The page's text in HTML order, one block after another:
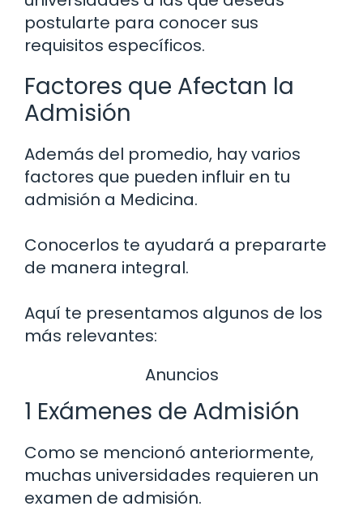
postularte para conocer sus
requisitos específicos.
Factores que Afectan la
Admisión
Además del promedio, hay varios
factores que pueden influir en tu
admisión a Medicina.
Conocerlos te ayudará a prepararte
de manera integral.
Aquí te presentamos algunos de los
más relevantes:
Anuncios
1 Exámenes de Admisión
Como se mencionó anteriormente,
muchas universidades requieren un
examen de admisión.